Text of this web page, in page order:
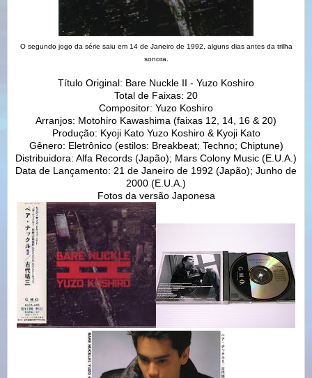
O segundo jogo da série saiu em 14 de Janeiro de 1992, alguns dias antes da trilha
sonora.
Título Original: Bare Nuckle II - Yuzo Koshiro
Total de Faixas: 20
Compositor: Yuzo Koshiro
Arranjos: Motohiro Kawashima (faixas 12, 14, 16 & 20)
Produção: Kyoji Kato Yuzo Koshiro & Kyoji Kato
Gênero: Eletrônico (estilos: Breakbeat; Techno; Chiptune)
Distribuidora: Alfa Records (Japão); Mars Colony Music (E.U.A.)
Data de Lançamento: 21 de Janeiro de 1992 (Japão); Junho de
2000 (E.U.A.)
Fotos da versão Japonesa